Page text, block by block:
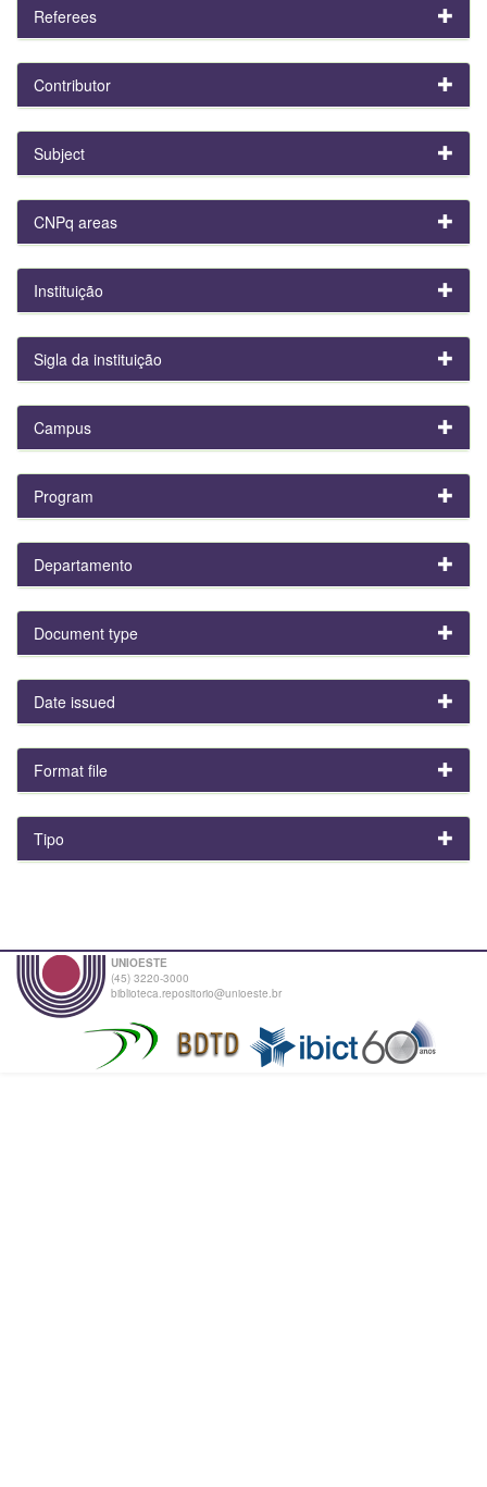
Referees
Contributor
Subject
CNPq areas
Instituição
Sigla da instituição
Campus
Program
Departamento
Document type
Date issued
Format file
Tipo
UNIOESTE
(45) 3220-3000
biblioteca.repositorio@unioeste.br